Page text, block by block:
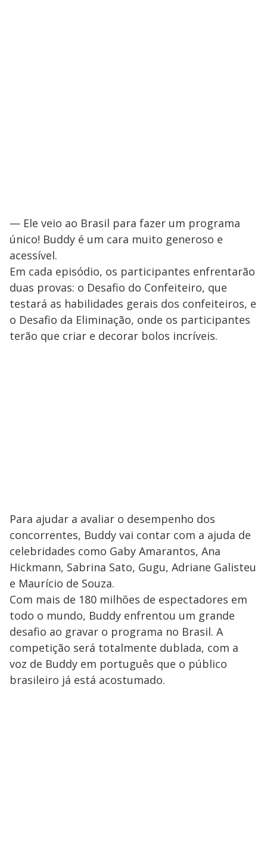
— Ele veio ao Brasil para fazer um programa
único! Buddy é um cara muito generoso e
acessível.
Em cada episódio, os participantes enfrentarão
duas provas: o Desafio do Confeiteiro, que
testará as habilidades gerais dos confeiteiros, e
o Desafio da Eliminação, onde os participantes
terão que criar e decorar bolos incríveis.
Para ajudar a avaliar o desempenho dos
concorrentes, Buddy vai contar com a ajuda de
celebridades como Gaby Amarantos, Ana
Hickmann, Sabrina Sato, Gugu, Adriane Galisteu
e Maurício de Souza.
Com mais de 180 milhões de espectadores em
todo o mundo, Buddy enfrentou um grande
desafio ao gravar o programa no Brasil. A
competição será totalmente dublada, com a
voz de Buddy em português que o público
brasileiro já está acostumado.